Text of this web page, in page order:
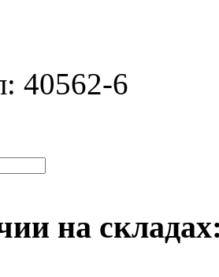
40562-6
на